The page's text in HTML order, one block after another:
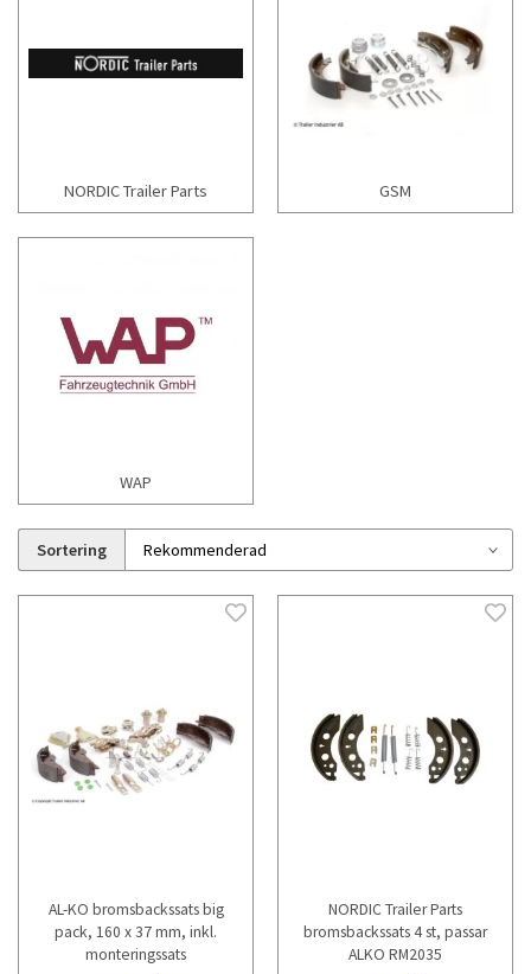
NORDIC Trailer Parts GSM
WAP
Sortering
AL-KO bromsbackssats big
pack, 160 x 37 mm, inkl.
monteringssats
NORDIC Trailer Parts
bromsbackssats 4 st, passar
ALKO RM2035